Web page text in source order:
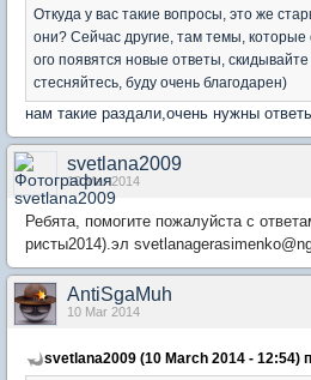
Откуда у вас такие вопросы, это же
они? Сейчас другие, там темы,
ого появятся новые ответы,
стесняйтесь, буду очень благодарен)
нам такие раздали,очень нужны
svetlana2009
10 Mar 2014
Ребята, помогите пожалуйста с
ристы2014).эл
AntiSgaMuh
10 Mar 2014
svetlana2009 (10 March 2014 - 12:54)